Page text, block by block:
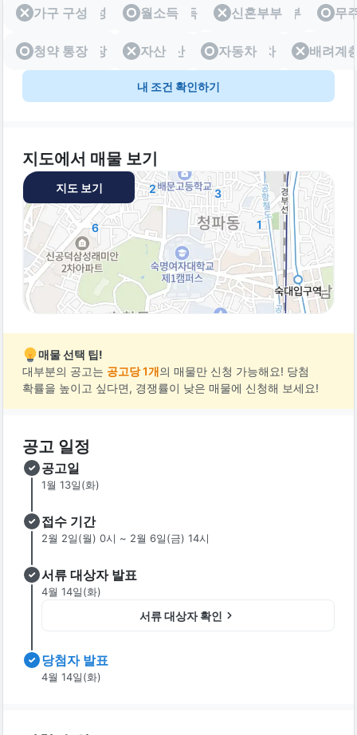
가구 구성 월소득 신혼부부
가구 구성 월소득 신혼부부 무
청약 통장 자산 자동차 배려
청약 통장 자산 자동차 배려계
내 조건 확인하기
지도에서 매물 보기
6
2 3
1
지도 보기
매물 선택 팁!
대부분의 공고는 공고당 1개의 매물만 신청 가능해요! 당첨
확률을 높이고 싶다면, 경쟁률이 낮은 매물에 신청해 보세요!
공고 일정
공고일
1월 13일(화)
접수 기간
2월 2일(월) 0시 ~ 2월 6일(금) 14시
서류 대상자 발표
4월 14일(화)
서류 대상자 확인
당첨자 발표
4월 14일(화)